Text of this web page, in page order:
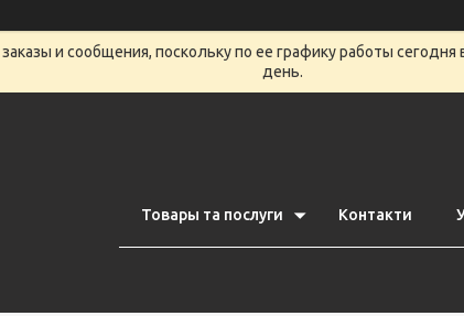
и сообщения, поскольку по ее графику работы
день.
Товары та послуги Контакти